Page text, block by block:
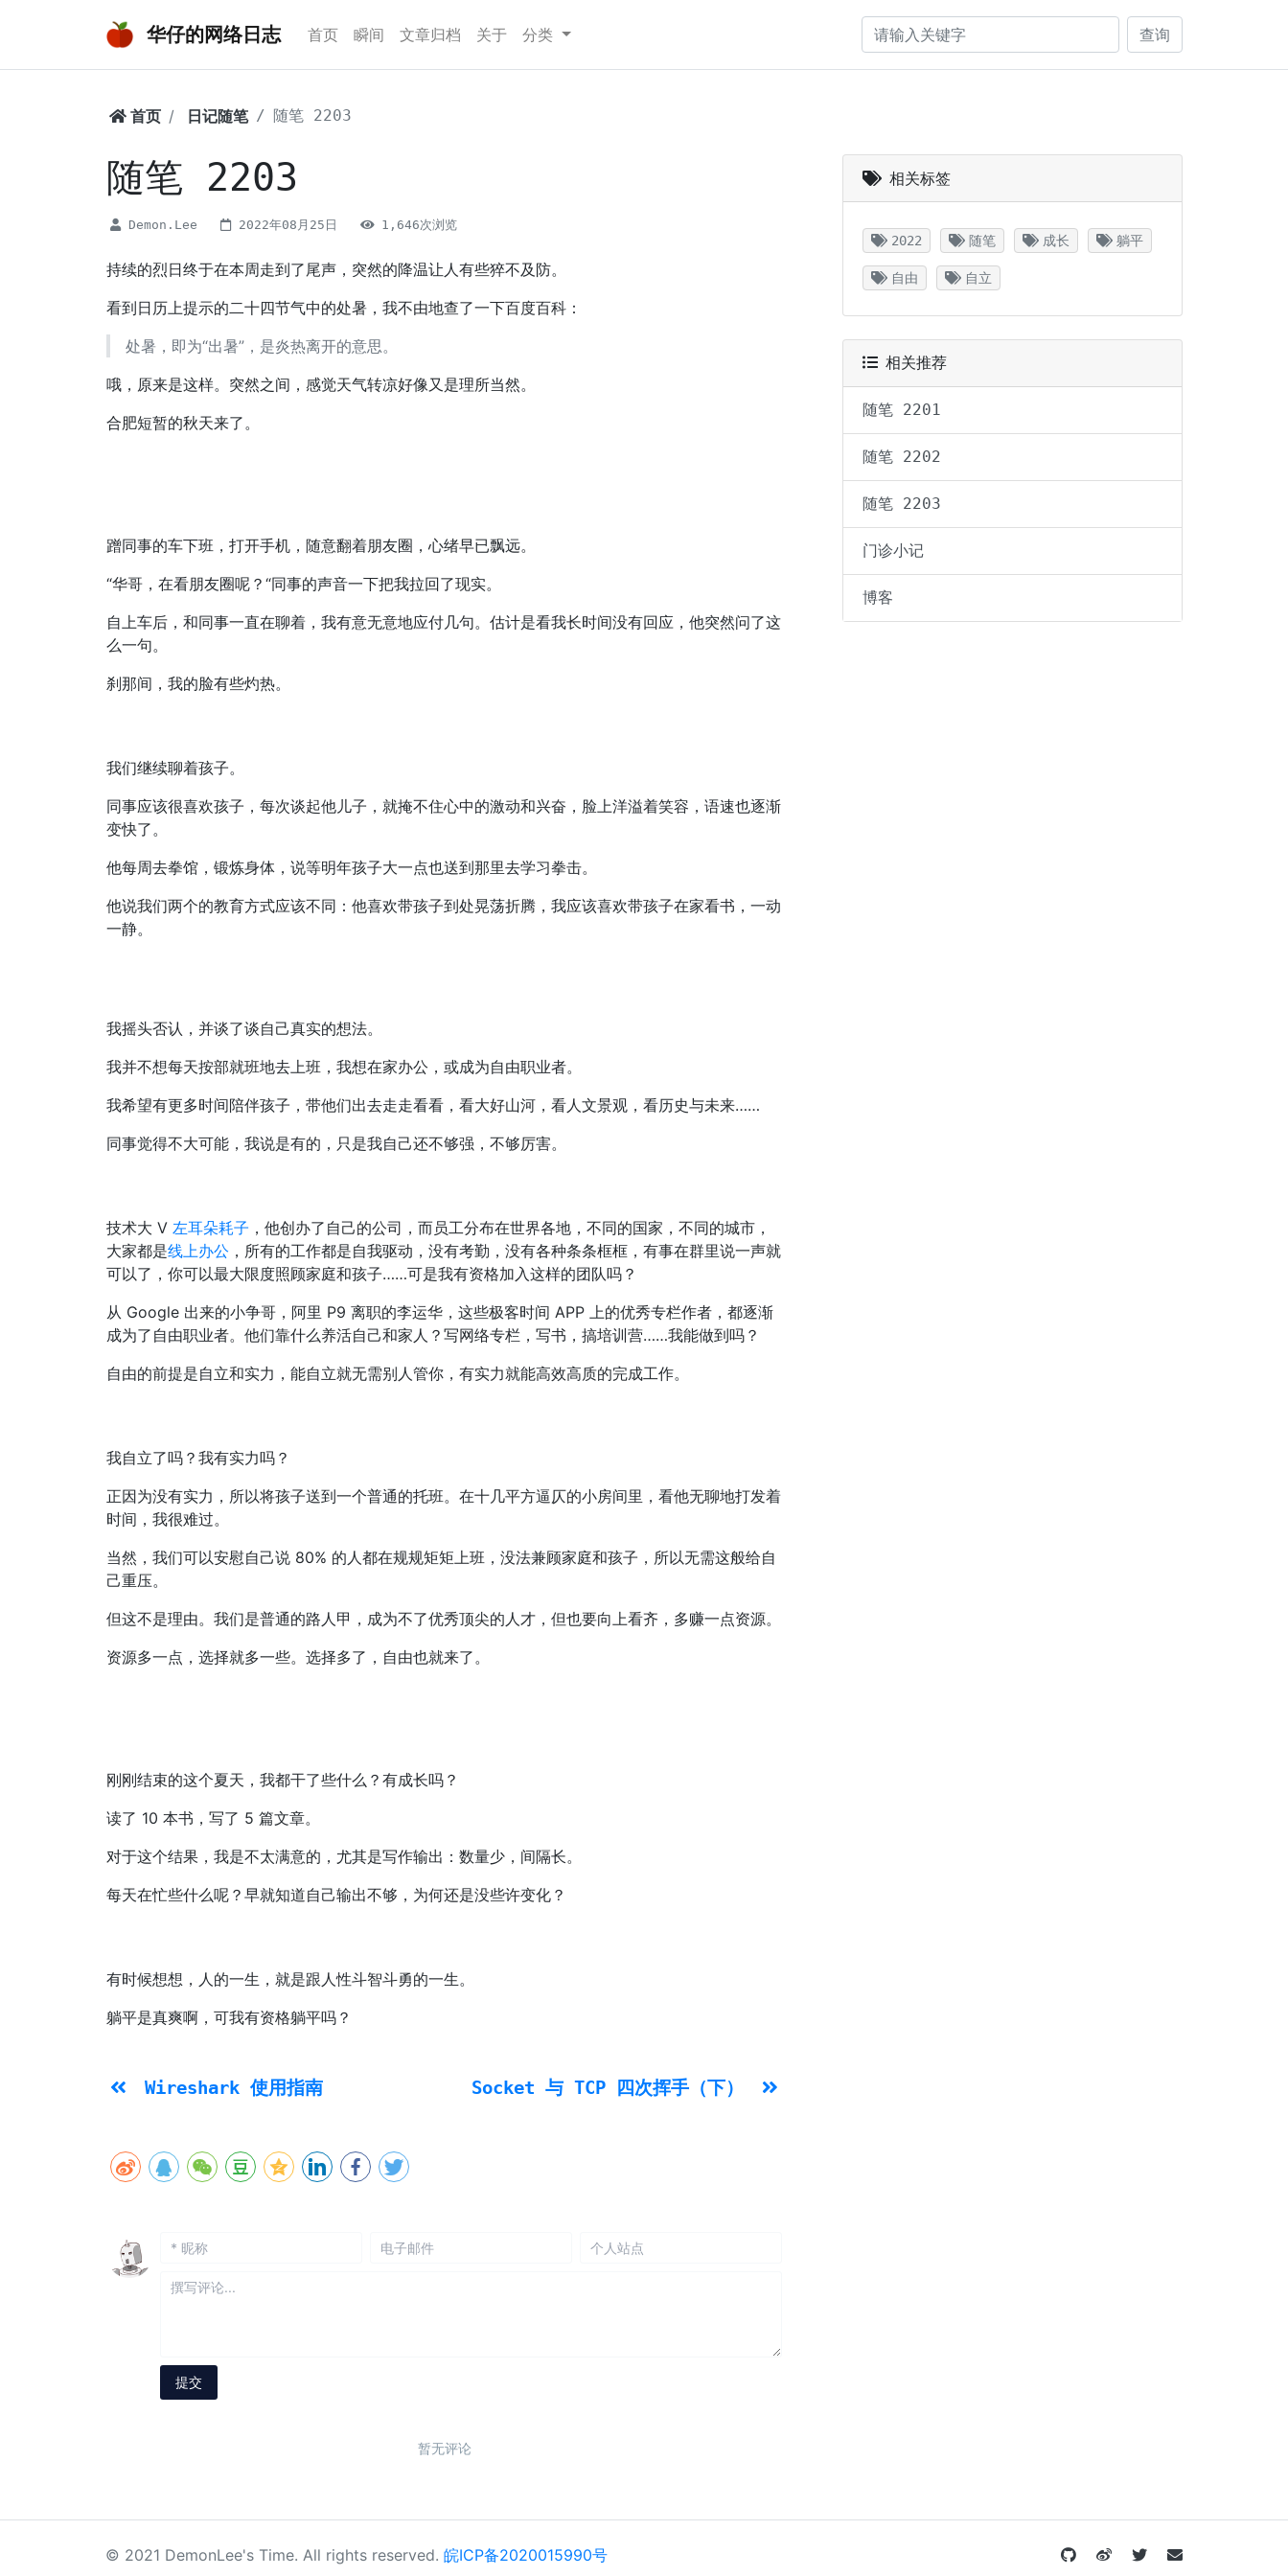
华仔的网络日志 首页 瞬间 文章归档 关于 分类 查询
首页 日记随笔 随笔 2203
随笔 2203
Demon.Lee 2022年08月25日 1,646次浏览
持续的烈日终于在本周走到了尾声，突然的降温让人有些猝不及防。
看到日历上提示的二十四节气中的处暑，我不由地查了一下百度百科：
处暑，即为“出暑”，是炎热离开的意思。
哦，原来是这样。突然之间，感觉天气转凉好像又是理所当然。
合肥短暂的秋天来了。
蹭同事的车下班，打开手机，随意翻着朋友圈，心绪早已飘远。
“华哥，在看朋友圈呢？“同事的声音一下把我拉回了现实。
自上车后，和同事一直在聊着，我有意无意地应付几句。估计是看我长时间没有回应，他突然问了这
么一句。
刹那间，我的脸有些灼热。
我们继续聊着孩子。
同事应该很喜欢孩子，每次谈起他儿子，就掩不住心中的激动和兴奋，脸上洋溢着笑容，语速也逐渐
变快了。
他每周去拳馆，锻炼身体，说等明年孩子大一点也送到那里去学习拳击。
他说我们两个的教育方式应该不同：他喜欢带孩子到处晃荡折腾，我应该喜欢带孩子在家看书，一动
一静。
我摇头否认，并谈了谈自己真实的想法。
我并不想每天按部就班地去上班，我想在家办公，或成为自由职业者。
我希望有更多时间陪伴孩子，带他们出去走走看看，看大好山河，看人文景观，看历史与未来……
同事觉得不大可能，我说是有的，只是我自己还不够强，不够厉害。
技术大 V 左耳朵耗子 ，他创办了自己的公司，而员工分布在世界各地，不同的国家，不同的城市，
大家都是线上办公 ，所有的工作都是自我驱动，没有考勤，没有各种条条框框，有事在群里说一声就
可以了，你可以最大限度照顾家庭和孩子……可是我有资格加入这样的团队吗？
从 Google 出来的小争哥，阿里 P9 离职的李运华，这些极客时间 APP 上的优秀专栏作者，都逐渐
成为了自由职业者。他们靠什么养活自己和家人？写网络专栏，写书，搞培训营……我能做到吗？
自由的前提是自立和实力，能自立就无需别人管你，有实力就能高效高质的完成工作。
我自立了吗？我有实力吗？
正因为没有实力，所以将孩子送到一个普通的托班。在十几平方逼仄的小房间里，看他无聊地打发着
时间，我很难过。
当然，我们可以安慰自己说 80% 的人都在规规矩矩上班，没法兼顾家庭和孩子，所以无需这般给自
己重压。
但这不是理由。我们是普通的路人甲，成为不了优秀顶尖的人才，但也要向上看齐，多赚一点资源。
资源多一点，选择就多一些。选择多了，自由也就来了。
刚刚结束的这个夏天，我都干了些什么？有成长吗？
读了 10 本书，写了 5 篇文章。
对于这个结果，我是不太满意的，尤其是写作输出：数量少，间隔长。
每天在忙些什么呢？早就知道自己输出不够，为何还是没些许变化？
有时候想想，人的一生，就是跟人性斗智斗勇的一生。
躺平是真爽啊，可我有资格躺平吗？
Wireshark 使用指南 Socket 与 TCP 四次挥手（下）
相关标签
2022 随笔 成长 躺平
自由 自立
相关推荐
随笔 2201
随笔 2202
随笔 2203
门诊小记
博客
© 2021 DemonLee's Time. All rights reserved. 皖ICP备2020015990号